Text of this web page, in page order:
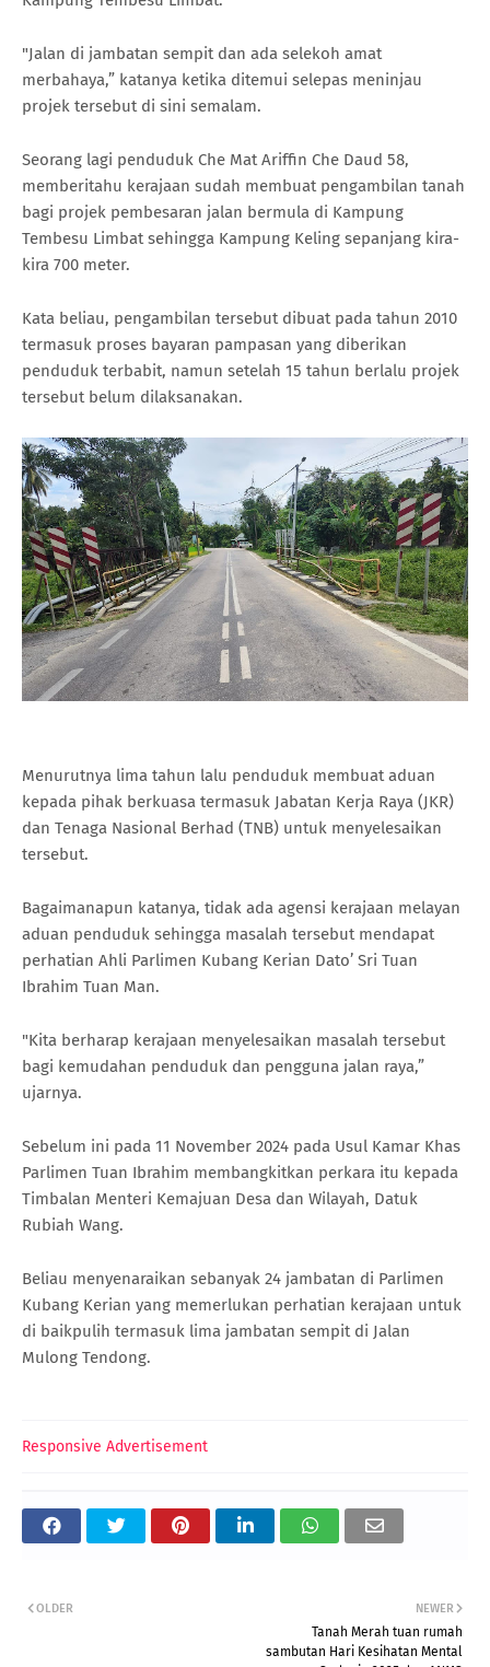
"Jalan di jambatan sempit dan ada selekoh amat
merbahaya,” katanya ketika ditemui selepas meninjau
projek tersebut di sini semalam.
Seorang lagi penduduk Che Mat Ariffin Che Daud 58,
memberitahu kerajaan sudah membuat pengambilan tanah
bagi projek pembesaran jalan bermula di Kampung
Tembesu Limbat sehingga Kampung Keling sepanjang kira-
kira 700 meter.
Kata beliau, pengambilan tersebut dibuat pada tahun 2010
termasuk proses bayaran pampasan yang diberikan
penduduk terbabit, namun setelah 15 tahun berlalu projek
tersebut belum dilaksanakan.
Menurutnya lima tahun lalu penduduk membuat aduan
kepada pihak berkuasa termasuk Jabatan Kerja Raya (JKR)
dan Tenaga Nasional Berhad (TNB) untuk menyelesaikan
tersebut.
Bagaimanapun katanya, tidak ada agensi kerajaan melayan
aduan penduduk sehingga masalah tersebut mendapat
perhatian Ahli Parlimen Kubang Kerian Dato’ Sri Tuan
Ibrahim Tuan Man.
"Kita berharap kerajaan menyelesaikan masalah tersebut
bagi kemudahan penduduk dan pengguna jalan raya,”
ujarnya.
Sebelum ini pada 11 November 2024 pada Usul Kamar Khas
Parlimen Tuan Ibrahim membangkitkan perkara itu kepada
Timbalan Menteri Kemajuan Desa dan Wilayah, Datuk
Rubiah Wang.
Beliau menyenaraikan sebanyak 24 jambatan di Parlimen
Kubang Kerian yang memerlukan perhatian kerajaan untuk
di baikpulih termasuk lima jambatan sempit di Jalan
Mulong Tendong.
Responsive Advertisement
NEWER
Tanah Merah tuan rumah
sambutan Hari Kesihatan Mental
OLDER